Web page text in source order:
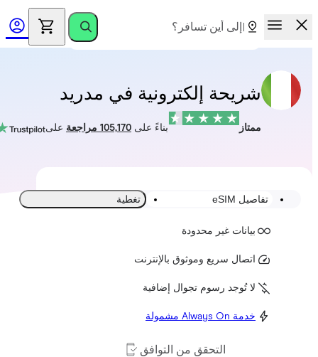
شريحة إلكترونية في مدريد
بناءً على105,170 مراجعة على
تفاصيل eSIM تغطية
بيانات غير محدودة
اتصال سريع وموثوق بالإنترنت
لا تُوجد رسوم تجوال إضافية
خدمة Always On مشمولة
التحقق من التوافق